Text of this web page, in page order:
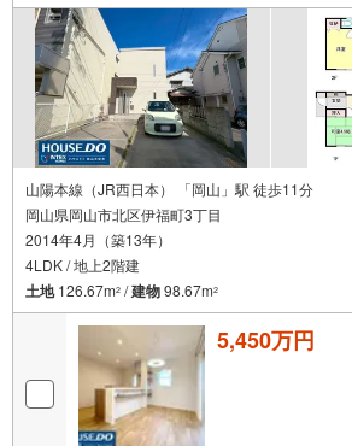
山陽本線（JR西日本） 「岡山」駅 徒歩11分
岡山県岡山市北区伊福町3丁目
2014年4月（築13年）
4LDK / 地上2階建
土地126.67m2 /建物98.67m2
5,450万円